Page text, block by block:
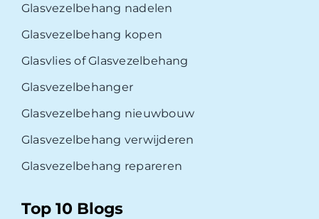
Glasvezelbehang nadelen
Glasvezelbehang kopen
Glasvlies of Glasvezelbehang
Glasvezelbehanger
Glasvezelbehang nieuwbouw
Glasvezelbehang verwijderen
Glasvezelbehang repareren
Top 10 Blogs